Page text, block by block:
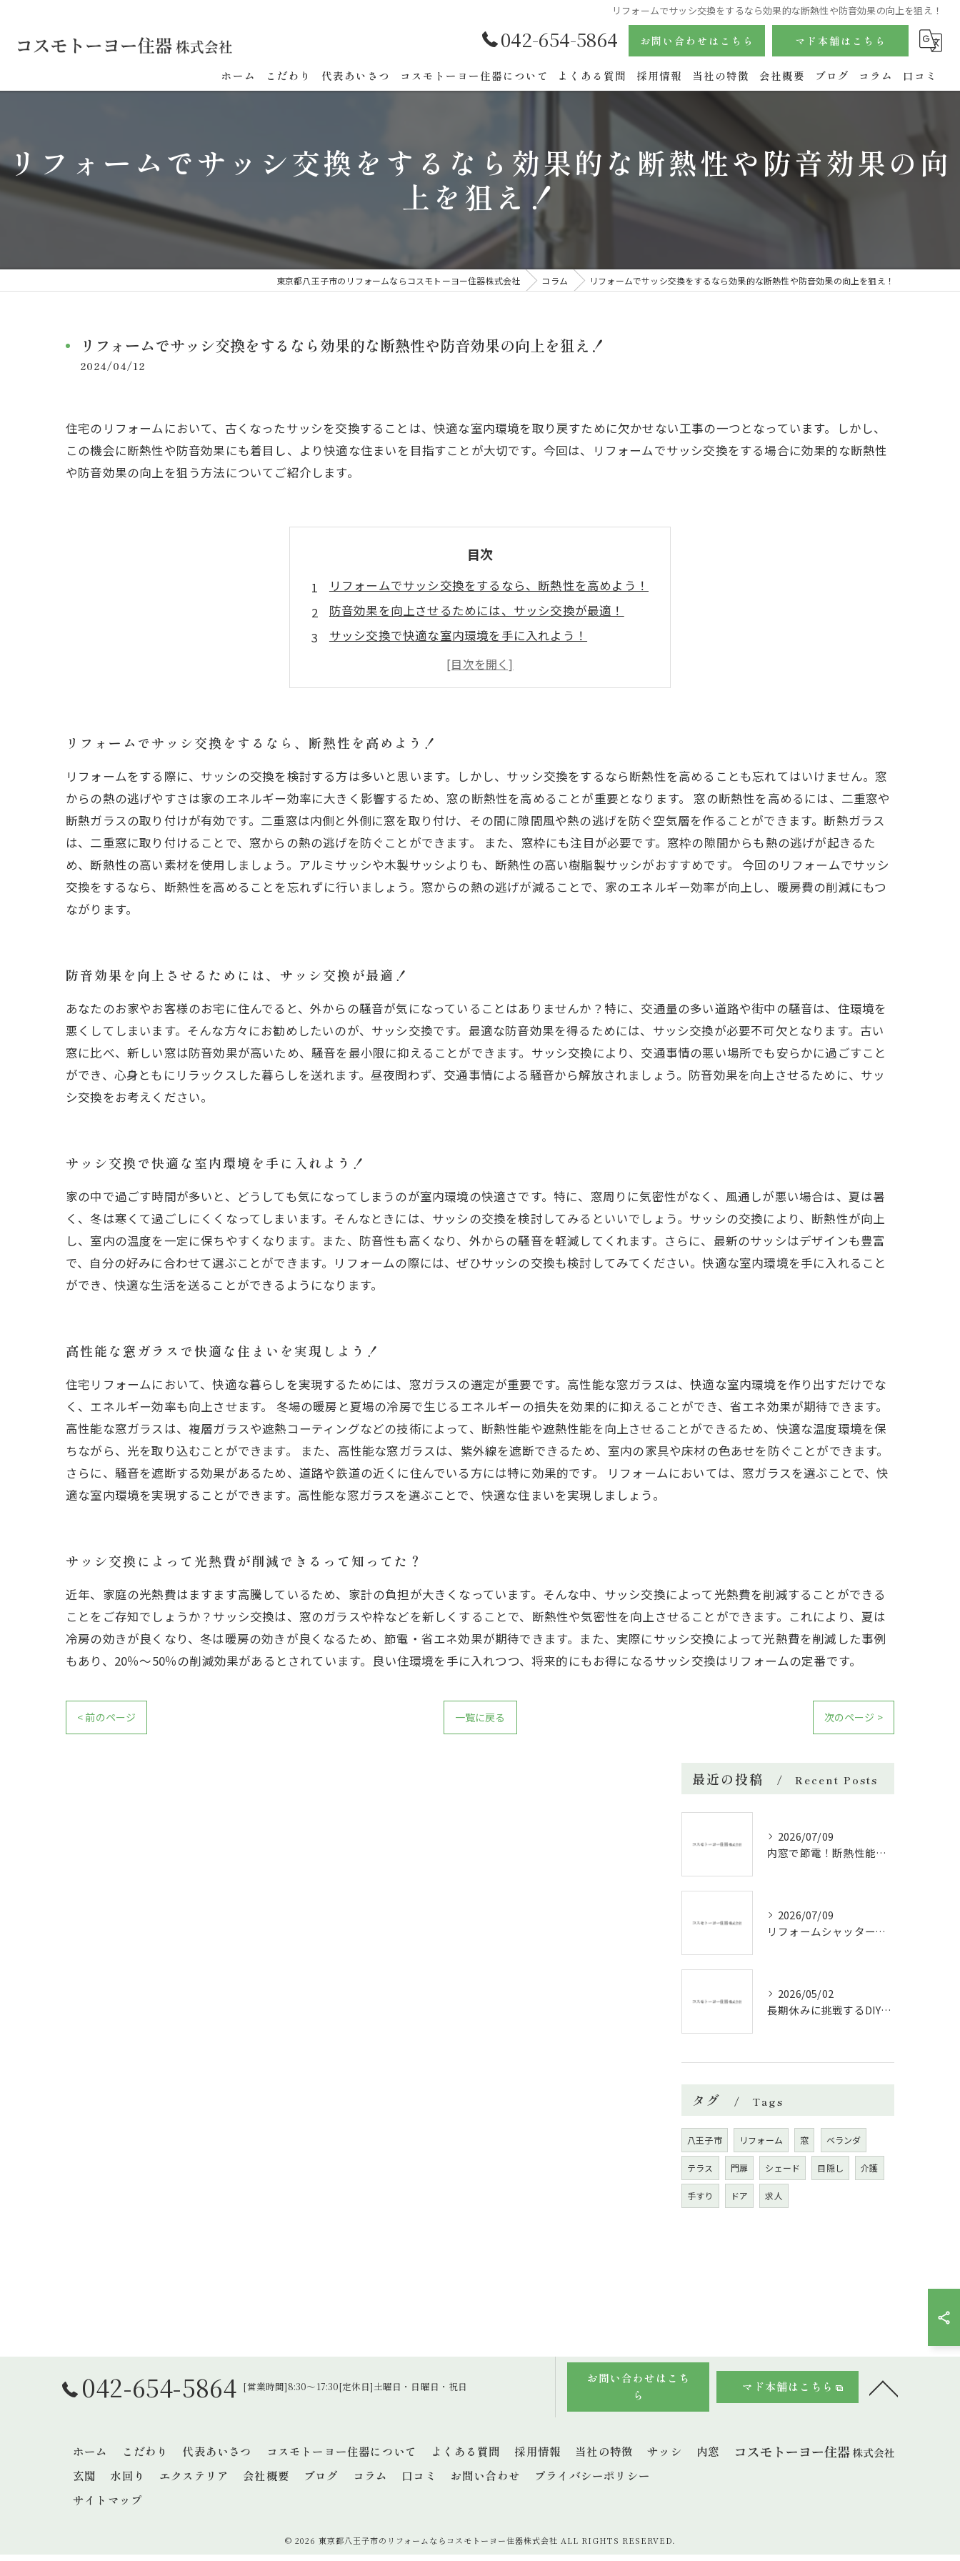
リフォームでサッシ交換をするなら効果的な断熱性や防音効果の向上を狙え！
042-654-5864 お問い合わせはこちら マド本舗はこちら
ホーム こだわり 代表あいさつ コスモトーヨー住器について よくある質問 採用情報 当社の特徴
内窓
会社概要 ブログ コラム 口コミ
リフォームでサッシ交換をするなら効果的な断熱性や防音効果の向
上を狙え！
東京都八王子市のリフォームならコスモトーヨー住器株式会社 コラム リフォームでサッシ交換をするなら効果的な断熱性や防音効果の向上を狙え！
リフォームでサッシ交換をするなら効果的な断熱性や防音効果の向上を狙え！
2024/04/12
住宅のリフォームにおいて、古くなったサッシを交換することは、快適な室内環境を取り戻すために欠かせない工事の一つとなっています。しかし、
この機会に断熱性や防音効果にも着目し、より快適な住まいを目指すことが大切です。今回は、リフォームでサッシ交換をする場合に効果的な断熱性
や防音効果の向上を狙う方法についてご紹介します。
目次
リフォームでサッシ交換をするなら、断熱性を高めよう！
防音効果を向上させるためには、サッシ交換が最適！
サッシ交換で快適な室内環境を手に入れよう！
高性能な窓ガラスで快適な住まいを実現しよう！
サッシ交換によって光熱費が削減できるって知ってた？
リフォームでサッシ交換をするなら、断熱性を高めよう！
リフォームをする際に、サッシの交換を検討する方は多いと思います。しかし、サッシ交換をするなら断熱性を高めることも忘れてはいけません。窓
からの熱の逃げやすさは家のエネルギー効率に大きく影響するため、窓の断熱性を高めることが重要となります。 窓の断熱性を高めるには、二重窓や
断熱ガラスの取り付けが有効です。二重窓は内側と外側に窓を取り付け、その間に隙間風や熱の逃げを防ぐ空気層を作ることができます。断熱ガラス
は、二重窓に取り付けることで、窓からの熱の逃げを防ぐことができます。 また、窓枠にも注目が必要です。窓枠の隙間からも熱の逃げが起きるた
め、断熱性の高い素材を使用しましょう。アルミサッシや木製サッシよりも、断熱性の高い樹脂製サッシがおすすめです。 今回のリフォームでサッシ
交換をするなら、断熱性を高めることを忘れずに行いましょう。窓からの熱の逃げが減ることで、家のエネルギー効率が向上し、暖房費の削減にもつ
ながります。
防音効果を向上させるためには、サッシ交換が最適！
あなたのお家やお客様のお宅に住んでると、外からの騒音が気になっていることはありませんか？特に、交通量の多い道路や街中の騒音は、住環境を
悪くしてしまいます。そんな方々にお勧めしたいのが、サッシ交換です。最適な防音効果を得るためには、サッシ交換が必要不可欠となります。古い
窓に比べ、新しい窓は防音効果が高いため、騒音を最小限に抑えることができます。サッシ交換により、交通事情の悪い場所でも安らかに過ごすこと
ができ、心身ともにリラックスした暮らしを送れます。昼夜問わず、交通事情による騒音から解放されましょう。防音効果を向上させるために、サッ
シ交換をお考えください。
サッシ交換で快適な室内環境を手に入れよう！
家の中で過ごす時間が多いと、どうしても気になってしまうのが室内環境の快適さです。特に、窓周りに気密性がなく、風通しが悪い場合は、夏は暑
く、冬は寒くて過ごしにくくなってしまいます。そんなときには、サッシの交換を検討してみるといいでしょう。サッシの交換により、断熱性が向上
し、室内の温度を一定に保ちやすくなります。また、防音性も高くなり、外からの騒音を軽減してくれます。さらに、最新のサッシはデザインも豊富
で、自分の好みに合わせて選ぶことができます。リフォームの際には、ぜひサッシの交換も検討してみてください。快適な室内環境を手に入れること
ができ、快適な生活を送ることができるようになります。
高性能な窓ガラスで快適な住まいを実現しよう！
住宅リフォームにおいて、快適な暮らしを実現するためには、窓ガラスの選定が重要です。高性能な窓ガラスは、快適な室内環境を作り出すだけでな
く、エネルギー効率も向上させます。 冬場の暖房と夏場の冷房で生じるエネルギーの損失を効果的に抑えることができ、省エネ効果が期待できます。
高性能な窓ガラスは、複層ガラスや遮熱コーティングなどの技術によって、断熱性能や遮熱性能を向上させることができるため、快適な温度環境を保
ちながら、光を取り込むことができます。 また、高性能な窓ガラスは、紫外線を遮断できるため、室内の家具や床材の色あせを防ぐことができます。
さらに、騒音を遮断する効果があるため、道路や鉄道の近くに住んでいる方には特に効果的です。 リフォームにおいては、窓ガラスを選ぶことで、快
適な室内環境を実現することができます。高性能な窓ガラスを選ぶことで、快適な住まいを実現しましょう。
サッシ交換によって光熱費が削減できるって知ってた？
近年、家庭の光熱費はますます高騰しているため、家計の負担が大きくなっています。そんな中、サッシ交換によって光熱費を削減することができる
ことをご存知でしょうか？サッシ交換は、窓のガラスや枠などを新しくすることで、断熱性や気密性を向上させることができます。これにより、夏は
冷房の効きが良くなり、冬は暖房の効きが良くなるため、節電・省エネ効果が期待できます。また、実際にサッシ交換によって光熱費を削減した事例
もあり、20％～50％の削減効果があるとされています。良い住環境を手に入れつつ、将来的にもお得になるサッシ交換はリフォームの定番です。
< 前のページ 一覧に戻る 次のページ >
最近の投稿 Recent Posts
2026/07/09
内窓で節電！断熱性能と補助金活用法
2026/07/09
リフォームシャッターで叶える台風対策の効果的方法
2026/05/02
長期休みに挑戦するDIYリフォームの極意
タグ Tags
八王子市 リフォーム 窓 ベランダ
テラス 門扉 シェード 目隠し 介護
手すり ドア 求人
042-654-5864 [営業時間]8:30～17:30[定休日]土曜日・日曜日・祝日
お問い合わせはこち
ら
マド本舗はこちら
ホーム こだわり 代表あいさつ コスモトーヨー住器について よくある質問 採用情報 当社の特徴 サッシ
内窓
玄関
水回り エクステリア 会社概要 ブログ コラム 口コミ お問い合わせ
プライバシーポリシー
サイトマップ
© 2026 東京都八王子市のリフォームならコスモトーヨー住器株式会社 ALL RIGHTS RESERVED.